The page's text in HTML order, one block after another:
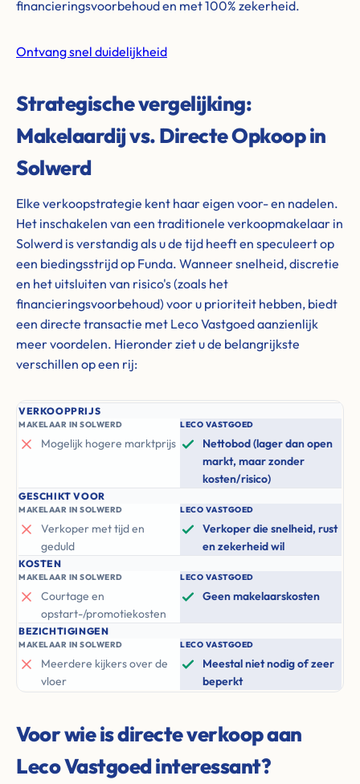
financieringsvoorbehoud en met 100% zekerheid.
Ontvang snel duidelijkheid
Strategische vergelijking:
Makelaardij vs. Directe Opkoop in
Solwerd
Elke verkoopstrategie kent haar eigen voor- en nadelen.
Het inschakelen van een traditionele verkoopmakelaar in
Solwerd is verstandig als u de tijd heeft en speculeert op
een biedingsstrijd op Funda. Wanneer snelheid, discretie
en het uitsluiten van risico's (zoals het
financieringsvoorbehoud) voor u prioriteit hebben, biedt
een directe transactie met Leco Vastgoed aanzienlijk
meer voordelen. Hieronder ziet u de belangrijkste
verschillen op een rij:
VERKOOPPRIJS
MAKELAAR IN SOLWERD
Mogelijk hogere marktprijs
LECO VASTGOED
Nettobod (lager dan open
markt, maar zonder
kosten/risico)
GESCHIKT VOOR
MAKELAAR IN SOLWERD
Verkoper met tijd en
geduld
LECO VASTGOED
Verkoper die snelheid, rust
en zekerheid wil
KOSTEN
MAKELAAR IN SOLWERD
Courtage en
opstart-/promotiekosten
LECO VASTGOED
Geen makelaarskosten
BEZICHTIGINGEN
MAKELAAR IN SOLWERD
Meerdere kijkers over de
vloer
LECO VASTGOED
Meestal niet nodig of zeer
beperkt
Voor wie is directe verkoop aan
Leco Vastgoed interessant?